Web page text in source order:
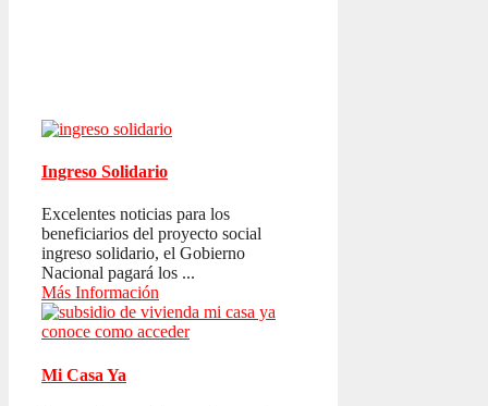
Ingreso Solidario
Excelentes noticias para los
beneficiarios del proyecto social
ingreso solidario, el Gobierno
Nacional pagará los ...
Más Información
Mi Casa Ya